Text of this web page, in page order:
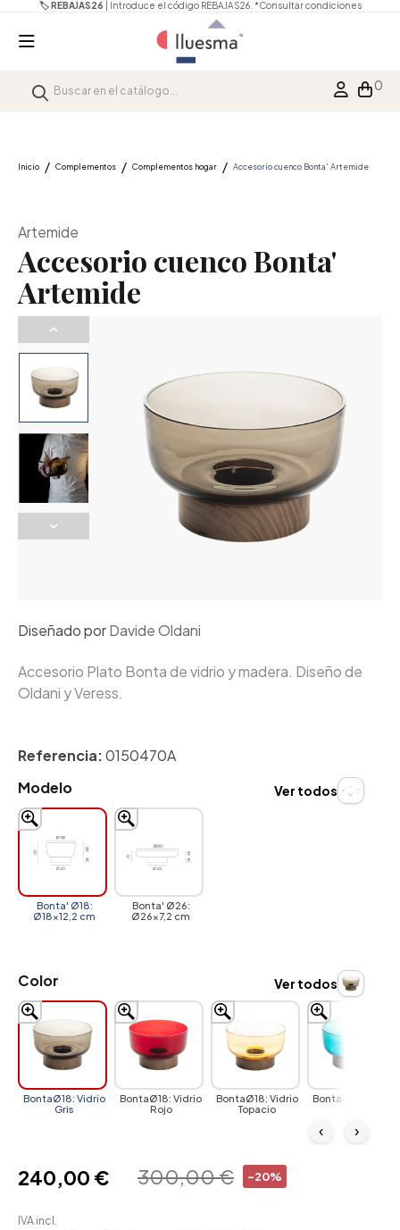
🏷️ REBAJAS26 | Introduce el código REBAJAS26. *Consultar condiciones
0
Inicio Complementos Complementos hogar Accesorio cuenco Bonta' Artemide
Artemide
Accesorio cuenco Bonta'
Artemide
Diseñado porDavide Oldani
Accesorio Plato Bonta de vidrio y madera. Diseño de
Oldani y Veress.
Referencia:0150470A
Modelo
Bonta' Ø18:
Ø18x12,2 cm
Bonta' Ø26:
Ø26x7,2 cm
Ver todos
Color
BontaØ18: Vidrio
Gris
BontaØ18: Vidrio
Rojo
BontaØ18: Vidrio
Topacio
BontaØ18: Vidrio
‹ ›
Ver todos
-20%
300,00 €
240,00 €
IVA incl.